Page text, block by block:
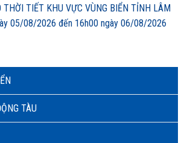
TÀU
THỜI TIẾT KHU VỰC VÙNG BIỂN TỈNH LÂM
05/08/2026 đến 16h00 ngày 06/08/2026